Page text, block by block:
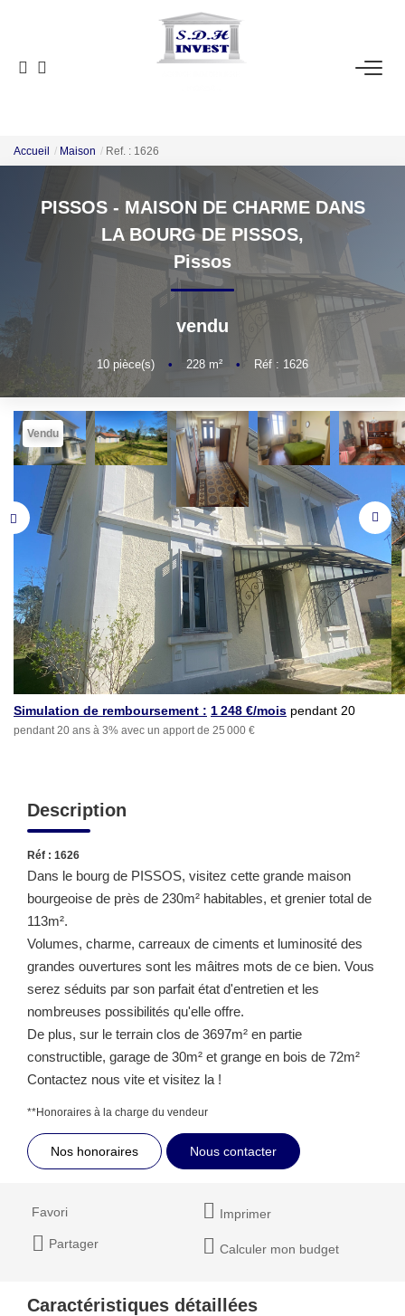
ACCUEIL
NOTRE AGENCE
ESTIMATION
NOS OUTILS
CONTACT
EN
Accueil Maison Ref. : 1626
PISSOS - MAISON DE CHARME DANS
LA BOURG DE PISSOS,
Pissos
vendu
10pièce(s) • 228 m² • Réf : 1626
Vendu
Simulation de remboursement : 1 248 €/mois pendant 20
ans à 3% avec un apport
pendant 20 ans à 3% avec un apport de 25 000 €
Description
Réf : 1626
Dans le bourg de PISSOS, visitez cette grande maison
bourgeoise de près de 230m² habitables, et grenier total de
113m².
Volumes, charme, carreaux de ciments et luminosité des
grandes ouvertures sont les mâitres mots de ce bien. Vous
serez séduits par son parfait état d'entretien et les
nombreuses possibilités qu'elle offre.
De plus, sur le terrain clos de 3697m² en partie
constructible, garage de 30m² et grange en bois de 72m²
Contactez nous vite et visitez la !
**Honoraires à la charge du vendeur
Nos honoraires Nous contacter
Favori Imprimer
Partager Calculer mon budget
Caractéristiques détaillées